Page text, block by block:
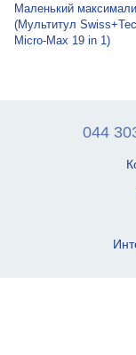
Маленький
(Мультитул
Micro-Max 19 in 1)
044